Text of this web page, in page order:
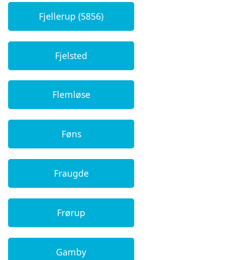
Fjellerup (5856)
Fjelsted
Flemløse
Føns
Fraugde
Frørup
Gamby